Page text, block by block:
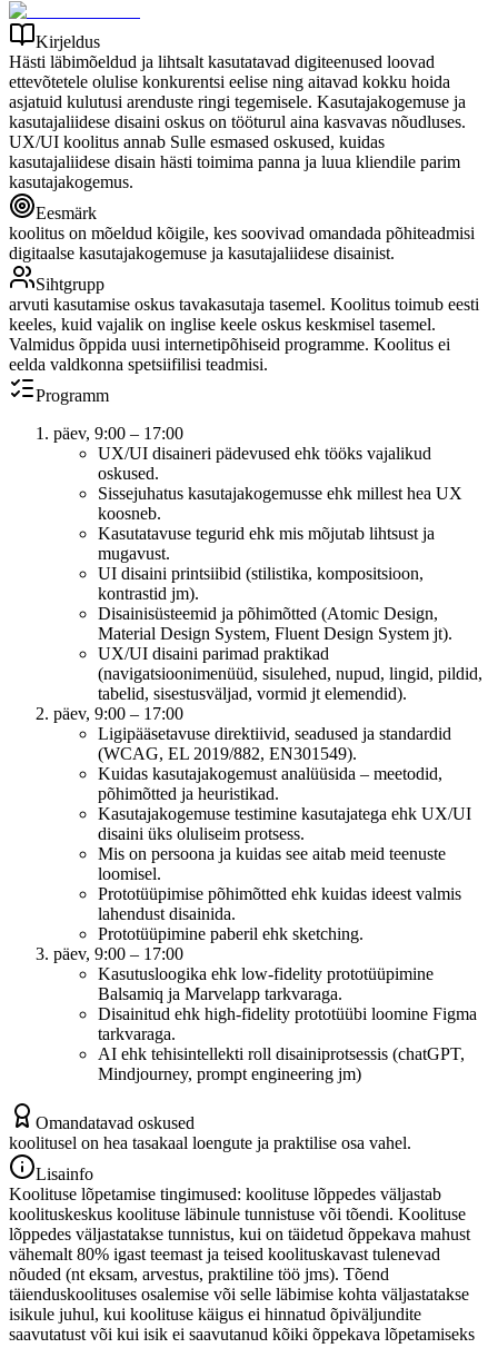
Kirjeldus
Hästi läbimõeldud ja lihtsalt kasutatavad digiteenused loovad
ettevõtetele olulise konkurentsi eelise ning aitavad kokku hoida
asjatuid kulutusi arenduste ringi tegemisele. Kasutajakogemuse ja
kasutajaliidese disaini oskus on tööturul aina kasvavas nõudluses.
UX/UI koolitus annab Sulle esmased oskused, kuidas
kasutajaliidese disain hästi toimima panna ja luua kliendile parim
kasutajakogemus.
Eesmärk
koolitus on mõeldud kõigile, kes soovivad omandada põhiteadmisi
digitaalse kasutajakogemuse ja kasutajaliidese disainist.
Sihtgrupp
arvuti kasutamise oskus tavakasutaja tasemel. Koolitus toimub eesti
keeles, kuid vajalik on inglise keele oskus keskmisel tasemel.
Valmidus õppida uusi internetipõhiseid programme. Koolitus ei
eelda valdkonna spetsiifilisi teadmisi.
Programm
päev, 9:00 – 17:00
UX/UI disaineri pädevused ehk tööks vajalikud
oskused.
Sissejuhatus kasutajakogemusse ehk millest hea UX
koosneb.
Kasutatavuse tegurid ehk mis mõjutab lihtsust ja
mugavust.
UI disaini printsiibid (stilistika, kompositsioon,
kontrastid jm).
Disainisüsteemid ja põhimõtted (Atomic Design,
Material Design System, Fluent Design System jt).
UX/UI disaini parimad praktikad
(navigatsioonimenüüd, sisulehed, nupud, lingid, pildid,
tabelid, sisestusväljad, vormid jt elemendid).
päev, 9:00 – 17:00
Ligipääsetavuse direktiivid, seadused ja standardid
(WCAG, EL 2019/882, EN301549).
Kuidas kasutajakogemust analüüsida – meetodid,
põhimõtted ja heuristikad.
Kasutajakogemuse testimine kasutajatega ehk UX/UI
disaini üks oluliseim protsess.
Mis on persoona ja kuidas see aitab meid teenuste
loomisel.
Prototüüpimise põhimõtted ehk kuidas ideest valmis
lahendust disainida.
Prototüüpimine paberil ehk sketching.
päev, 9:00 – 17:00
Kasutusloogika ehk low-fidelity prototüüpimine
Balsamiq ja Marvelapp tarkvaraga.
Disainitud ehk high-fidelity prototüübi loomine Figma
tarkvaraga.
AI ehk tehisintellekti roll disainiprotsessis (chatGPT,
Mindjourney, prompt engineering jm)
Omandatavad oskused
koolitusel on hea tasakaal loengute ja praktilise osa vahel.
Lisainfo
Koolituse lõpetamise tingimused: koolituse lõppedes väljastab
koolituskeskus koolituse läbinule tunnistuse või tõendi. Koolituse
lõppedes väljastatakse tunnistus, kui on täidetud õppekava mahust
vähemalt 80% igast teemast ja teised koolituskavast tulenevad
nõuded (nt eksam, arvestus, praktiline töö jms). Tõend
täienduskoolituses osalemise või selle läbimise kohta väljastatakse
isikule juhul, kui koolituse käigus ei hinnatud õpiväljundite
saavutatust või kui isik ei saavutanud kõiki õppekava lõpetamiseks